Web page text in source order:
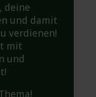
deine
und damit
verdienen!
mit
und